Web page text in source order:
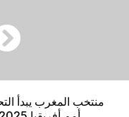
منتخب المغرب يبدأ